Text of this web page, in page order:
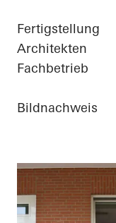
Fertigstellung
Architekten
Fachbetrieb
Bildnachweis